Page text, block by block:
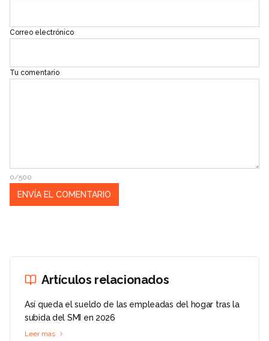
Correo electrónico
Tu comentario
0/500
Artículos relacionados
Así queda el sueldo de las empleadas del hogar tras la
subida del SMI en 2026
Leer más